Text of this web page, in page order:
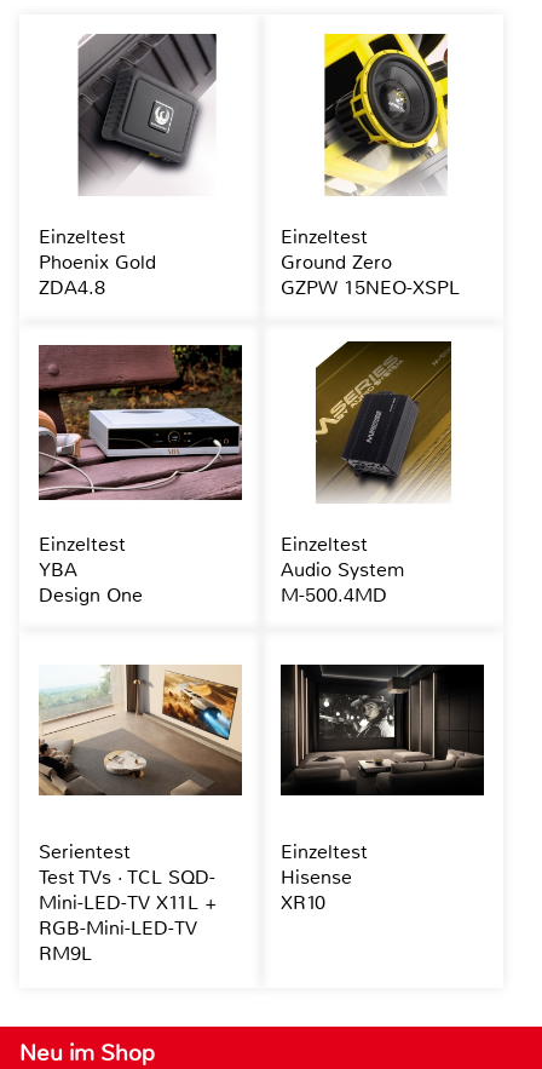
Neu im Shop
Einzeltest
Phoenix Gold
ZDA4.8
Einzeltest
Ground Zero
GZPW 15NEO-XSPL
Einzeltest
YBA
Design One
Einzeltest
Audio System
M-500.4MD
Serientest
Test TVs · TCL SQD-
Mini-LED-TV X11L +
RGB-Mini-LED-TV
RM9L
Einzeltest
Hisense
XR10